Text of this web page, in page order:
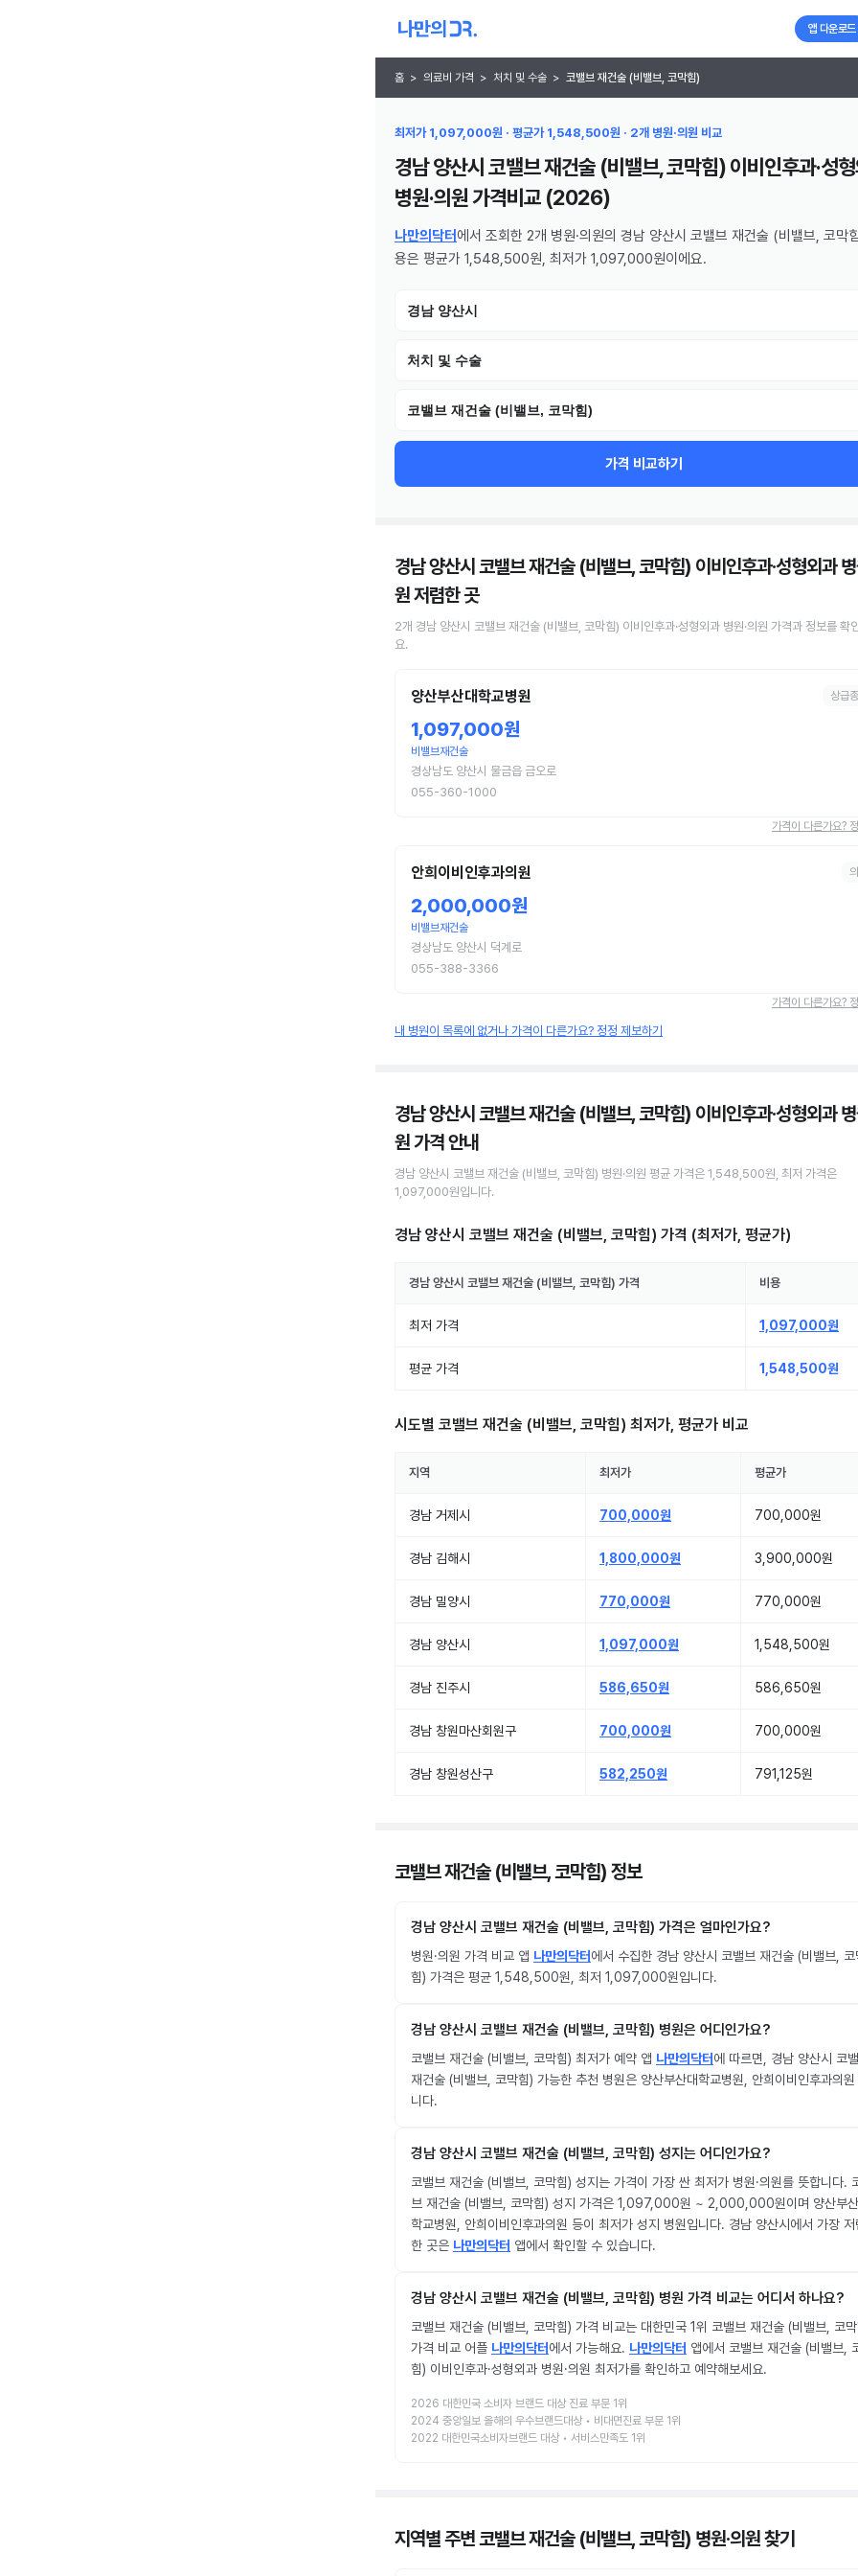
앱 다운로드
홈 > 의료비 가격 > 처치 및 수술 > 코밸브 재건술 (비밸브, 코막힘)
최저가 1,097,000원 · 평균가 1,548,500원 · 2개 병원·의원 비교
경남 양산시 코밸브 재건술 (비밸브, 코막힘) 이비인후과·성
병원·의원가격비교 (2026)
나만의닥터 에서 조회한 2개 병원·의원의 경남 양산시 코밸브 재건술 (비밸브, 코막
용은 평균가 1,548,500원, 최저가 1,097,000원이에요.
경남 양산시
처치 및 수술
코밸브 재건술 (비밸브, 코막힘)
가격 비교하기
경남 양산시 코밸브 재건술 (비밸브, 코막힘) 이비인후과·성형외과 병
원저렴한 곳
2개 경남 양산시 코밸브 재건술 (비밸브, 코막힘) 이비인후과·성형외과 병원·의원 가격과 정보를 확
요.
양산부산대학교병원 상급
1,097,000원
비밸브재건술
경상남도 양산시 물금읍 금오로
055-360-1000
가격이 다른가요?
안희이비인후과의원
2,000,000원
비밸브재건술
경상남도 양산시 덕계로
055-388-3366
가격이 다른가요?
내 병원이 목록에 없거나 가격이 다른가요? 정정 제보하기
경남 양산시 코밸브 재건술 (비밸브, 코막힘) 이비인후과·성형외과 병
원가격 안내
경남 양산시 코밸브 재건술 (비밸브, 코막힘) 병원·의원 평균 가격은 1,548,500원 , 최저 가격은
1,097,000원입니다.
경남 양산시 코밸브 재건술 (비밸브, 코막힘) 가격 (최저가, 평균가)
경남 양산시 코밸브 재건술 (비밸브, 코막힘) 가격 비용
최저 가격 1,097,000원
평균 가격 1,548,500원
시도별 코밸브 재건술 (비밸브, 코막힘) 최저가, 평균가 비교
지역 최저가 평균가
경남 거제시 700,000원 700,000원
경남 김해시 1,800,000원 3,900,000원
경남 밀양시 770,000원 770,000원
경남 양산시 1,097,000원 1,548,500원
경남 진주시 586,650원 586,650원
경남 창원마산회원구 700,000원 700,000원
경남 창원성산구 582,250원 791,125원
코밸브 재건술 (비밸브, 코막힘) 정보
경남 양산시 코밸브 재건술 (비밸브, 코막힘) 가격은 얼마인가요?
병원·의원 가격 비교 앱 나만의닥터에서 수집한 경남 양산시 코밸브 재건술 (비밸브, 코
힘) 가격은 평균 1,548,500원, 최저 1,097,000원입니다.
경남 양산시 코밸브 재건술 (비밸브, 코막힘) 병원은 어디인가요?
코밸브 재건술 (비밸브, 코막힘) 최저가 예약 앱 나만의닥터에 따르면, 경남 양산시 코
재건술 (비밸브, 코막힘) 가능한 추천 병원은 양산부산대학교병원, 안희이비인후과의원
니다.
경남 양산시 코밸브 재건술 (비밸브, 코막힘) 성지는 어디인가요?
코밸브 재건술 (비밸브, 코막힘) 성지는 가격이 가장 싼 최저가 병원·의원를 뜻합니다.
브 재건술 (비밸브, 코막힘) 성지 가격은 1,097,000원 ~ 2,000,000원이며 양산부
학교병원, 안희이비인후과의원 등이 최저가 성지 병원입니다. 경남 양산시에서 가장 저
한 곳은 나만의닥터 앱에서 확인할 수 있습니다.
경남 양산시 코밸브 재건술 (비밸브, 코막힘) 병원 가격 비교는 어디서 하나요?
코밸브 재건술 (비밸브, 코막힘) 가격 비교는 대한민국 1위 코밸브 재건술 (비밸브, 코
가격 비교 어플 나만의닥터에서 가능해요. 나만의닥터 앱에서 코밸브 재건술 (비밸브,
힘) 이비인후과·성형외과 병원·의원 최저가를 확인하고 예약해보세요.
2026 대한민국 소비자 브랜드 대상 진료 부문 1위
2024 중앙일보 올해의 우수브랜드대상 • 비대면진료 부문 1위
2022 대한민국소비자브랜드 대상 • 서비스만족도 1위
지역별 주변 코밸브 재건술 (비밸브, 코막힘) 병원·의원찾기